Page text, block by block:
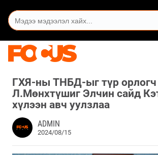
ГХЯ-ны ТНБД-ыг түр орлогч
Л.Мөнхтүшиг Элчин сайд
хүлээн авч уулзлаа
ADMIN
2024/08/15